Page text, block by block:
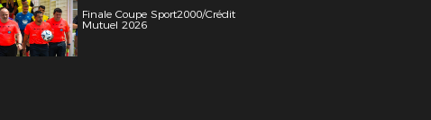
Finale Coupe Sport2000/Crédit
Mutuel 2026